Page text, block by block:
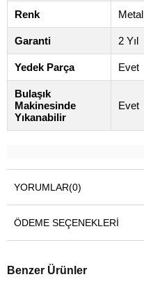
Renk Metal
Garanti 2 Yıl
Yedek Parça Evet
Bulaşık
Makinesinde
Yıkanabilir
Evet
YORUMLAR(0)
ÖDEME SEÇENEKLERI
Benzer Ürünler